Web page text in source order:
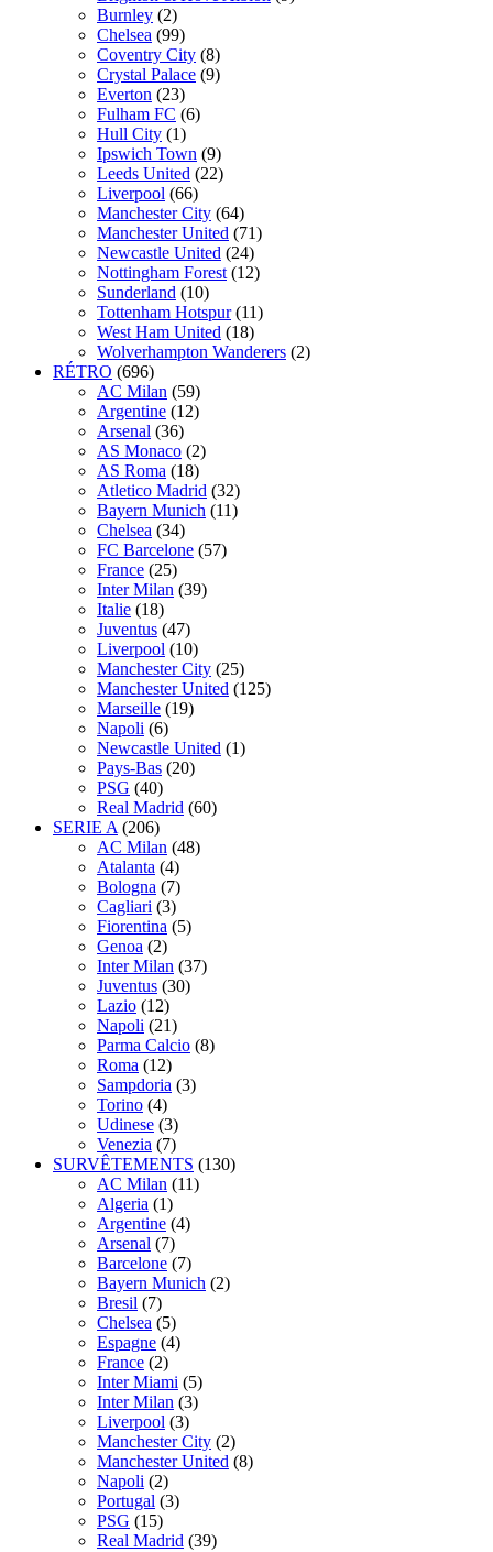
Burnley (2)
Chelsea (99)
Coventry City (8)
Crystal Palace (9)
Everton (23)
Fulham FC (6)
Hull City (1)
Ipswich Town (9)
Leeds United (22)
Liverpool (66)
Manchester City (64)
Manchester United (71)
Newcastle United (24)
Nottingham Forest (12)
Sunderland (10)
Tottenham Hotspur (11)
West Ham United (18)
Wolverhampton Wanderers (2)
RÉTRO (696)
AC Milan (59)
Argentine (12)
Arsenal (36)
AS Monaco (2)
AS Roma (18)
Atletico Madrid (32)
Bayern Munich (11)
Chelsea (34)
FC Barcelone (57)
France (25)
Inter Milan (39)
Italie (18)
Juventus (47)
Liverpool (10)
Manchester City (25)
Manchester United (125)
Marseille (19)
Napoli (6)
Newcastle United (1)
Pays-Bas (20)
PSG (40)
Real Madrid (60)
SERIE A (206)
AC Milan (48)
Atalanta (4)
Bologna (7)
Cagliari (3)
Fiorentina (5)
Genoa (2)
Inter Milan (37)
Juventus (30)
Lazio (12)
Napoli (21)
Parma Calcio (8)
Roma (12)
Sampdoria (3)
Torino (4)
Udinese (3)
Venezia (7)
SURVÊTEMENTS (130)
AC Milan (11)
Algeria (1)
Argentine (4)
Arsenal (7)
Barcelone (7)
Bayern Munich (2)
Bresil (7)
Chelsea (5)
Espagne (4)
France (2)
Inter Miami (5)
Inter Milan (3)
Liverpool (3)
Manchester City (2)
Manchester United (8)
Napoli (2)
Portugal (3)
PSG (15)
Real Madrid (39)